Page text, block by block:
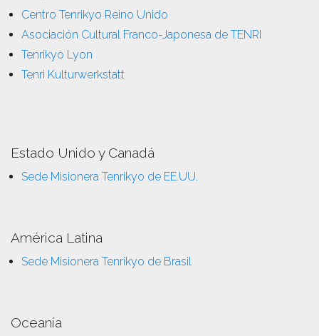
Centro Tenrikyo Reino Unido
Asociación Cultural Franco-Japonesa de TENRI
Tenrikyo Lyon
Tenri Kulturwerkstatt
Estado Unido y Canadá
Sede Misionera Tenrikyo de EE.UU.
América Latina
Sede Misionera Tenrikyo de Brasil
Oceanía